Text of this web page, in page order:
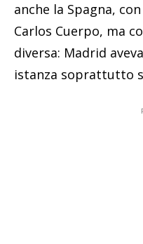
anche la Spagna,
Carlos Cuerpo, ma
diversa: Madrid
istanza soprattutto